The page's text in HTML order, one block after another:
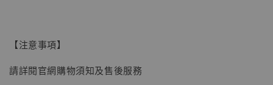
子彈飛 鵝城縣長 張麻子 [BK01]
NT$ 5,300
【注意事項】
請詳閱官網購物須知及售後服務